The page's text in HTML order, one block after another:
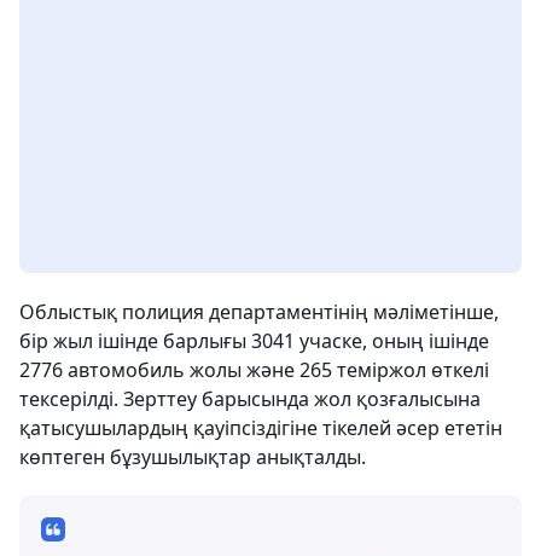
Облыстық полиция департаментінің мәліметінше,
бір жыл ішінде барлығы 3041 учаске, оның ішінде
2776 автомобиль жолы және 265 теміржол өткелі
тексерілді. Зерттеу барысында жол қозғалысына
қатысушылардың қауіпсіздігіне тікелей әсер ететін
көптеген бұзушылықтар анықталды.